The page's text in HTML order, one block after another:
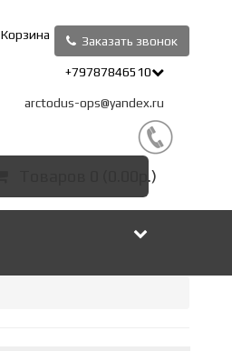
Заказать звонок
Корзина
+79787846510
arctodus-ops@yandex.ru
Товаров 0 (0.00р.)